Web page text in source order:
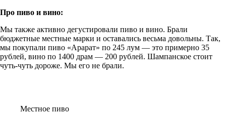
Про пиво и вино:
Мы также активно дегустировали пиво и вино. Брали
бюджетные местные марки и оставались весьма довольны. Так,
мы покупали пиво «Арарат» по 245 лум — это примерно 35
рублей, вино по 1400 драм — 200 рублей. Шампанское стоит
чуть-чуть дороже. Мы его не брали.
Местное пиво